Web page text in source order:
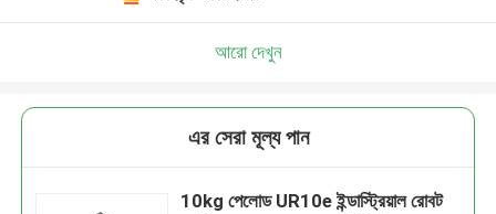
আরো দেখুন
এর সেরা মূল্য পান
10kg পেলোড UR10e ইন্ডাস্ট্রিয়াল রোবট